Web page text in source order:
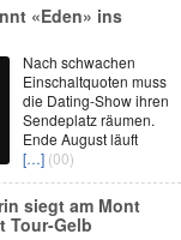
«Eden» ins
Nach schwachen
Einschaltquoten muss
die Dating-Show ihren
Sendeplatz räumen.
Ende August läuft
[…] (00)
siegt am Mont
Tour-Gelb